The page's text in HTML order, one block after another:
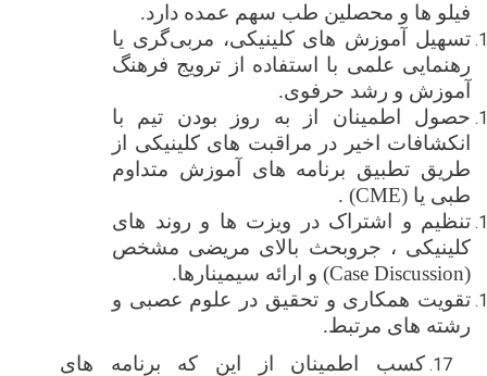
فیلو ها و محصلین طب سهم عمده دارد.
تسهیل آموزش ‌های کلینیکی، مربی‌گری یا
رهنمایی علمی با استفاده از ترویج فرهنگ
آموزش و رشد حرفوی.
حصول اطمینان از به روز بودن تیم با
انکشافات اخیر در مراقبت های کلینیکی از
طریق تطبیق برنامه های آموزش متداوم
طبی یا (CME)
.
تنظیم و
اشتراک در ویزت ها و روند های
کلینیکی ، جروبحث بالای مریضی مشخص
(
Case Discussion) و ارائه سیمینارها.
تقویت همکاری و تحقیق در علوم عصبی و
رشته ‌های مرتبط.
کسب اطمینان از این که برنامه ‌های